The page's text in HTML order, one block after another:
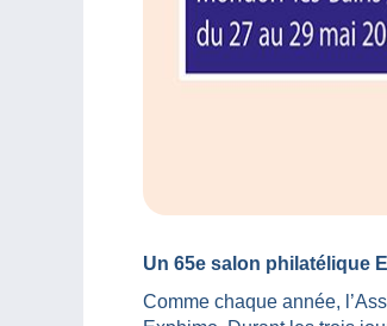
Un 65e salon philatélique
Comme chaque année,